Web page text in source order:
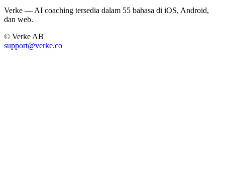
Verke — AI coaching tersedia dalam 55 bahasa di iOS, Android,
dan web.
© Verke AB
support@verke.co